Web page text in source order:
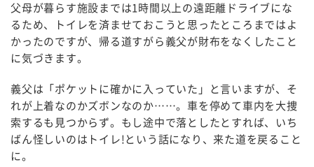
父母が暮らす施設までは1時間以上の遠距離ドライブにな
るため、トイレを済ませておこうと思ったところまではよ
かったのですが、帰る道すがら義父が財布をなくしたこと
に気づきます。
義父は「ポケットに確かに入っていた」と言いますが、そ
れが上着なのかズボンなのか……。車を停めて車内を大捜
索するも見つからず。もし途中で落としたとすれば、いち
ばん怪しいのはトイレ!という話になり、来た道を戻ること
に。